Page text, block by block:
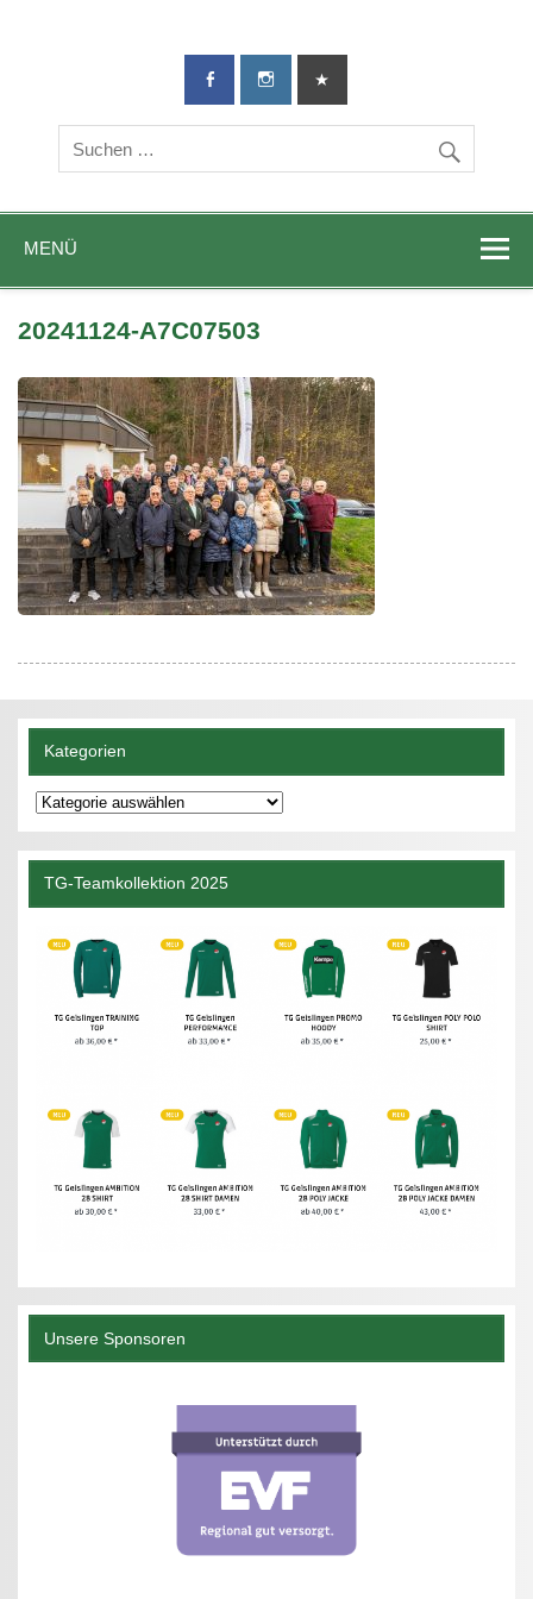
TG-Geislingen
DIE Sportadresse in Geislingen!
MENÜ
20241124-A7C07503
Kategorien
Kategorien
TG-Teamkollektion 2025
Unsere Sponsoren